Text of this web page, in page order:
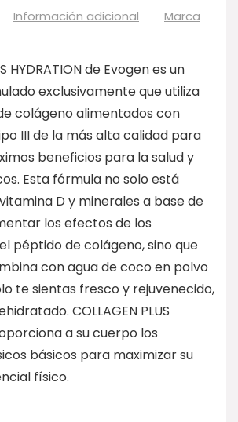
Información adicional Marca
HYDRATION de Evogen es un
exclusivamente que utiliza
colágeno alimentados con
III de la más alta calidad para
beneficios para la salud y
Esta fórmula no solo está
D y minerales a base de
los efectos de los
péptido de colágeno, sino que
con agua de coco en polvo
te sientas fresco y rejuvenecido,
COLLAGEN PLUS
a su cuerpo los
básicos para maximizar su
físico.